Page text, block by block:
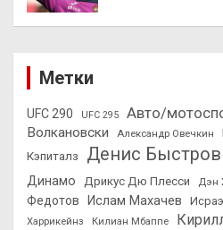
Метки
UFC 290 UFC 295 Авто/
Волкановски
Александр Овечкин
Кэпиталз
Денис Быстров
Динамо Дрикус Дю Плесси Дэн
Федотов
Ислам Махачев
Харрикейнз
Килиан Мбаппе